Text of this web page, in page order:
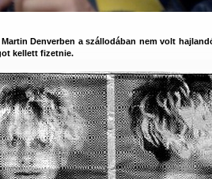
Martin Denverben a szállodában nem volt
kellett fizetnie.